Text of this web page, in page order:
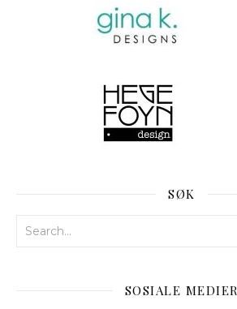
SØK
SOSIALE MEDIER